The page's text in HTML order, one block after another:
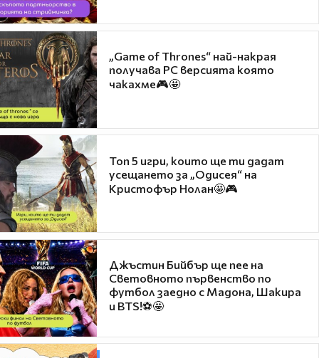
„Game of Thrones“ най-накрая
получава PC версията която
чакахме🎮🤩
Топ 5 игри, които ще ти дадат
усещането за „Одисея“ на
Кристофър Нолан🤩🎮
Джъстин Бийбър ще пее на
Световното първенство по
футбол заедно с Мадона, Шакира
и BTS!⚽🤩